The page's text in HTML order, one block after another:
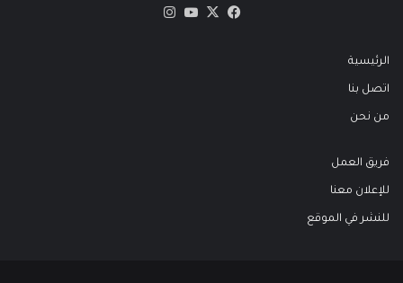
فيسبوك
X يوتيوب
الرئيسية
اتصل بنا
من نحن
فريق العمل
للإعلان معنا
للنشر في الموقع